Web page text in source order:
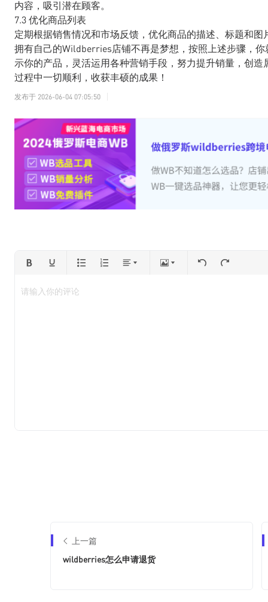
内容，吸引潜在顾客。
7.3 优化商品列表
定期根据销售情况和市场反馈，优化商品的描述、标题和
拥有自己的Wildberries店铺不再是梦想，按照上述步骤，
示你的产品，灵活运用各种营销手段，努力提升销量，创
过程中一切顺利，收获丰硕的成果！
发布于 2026-06-04 07:05:50
请输入你的评论
上一篇
wildberries怎么申请退货